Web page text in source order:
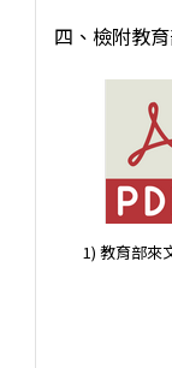
四、檢附教
1) 教育部來